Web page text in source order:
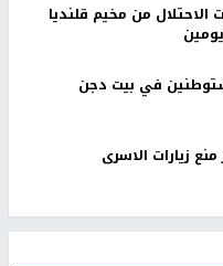
من مخيم قلنديا
في بيت دجن
زيارات الاسرى